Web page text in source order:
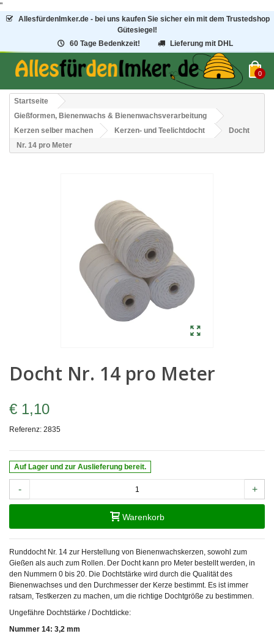
"
AllesfürdenImker.de - bei uns kaufen Sie sicher ein mit dem Trustedshop
Gütesiegel!
60 Tage Bedenkzeit!
Lieferung mit DHL
0
Startseite
Gießformen, Bienenwachs & Bienenwachsverarbeitung
Kerzen selber machen
Kerzen- und Teelichtdocht
Docht
Nr. 14 pro Meter
Docht Nr. 14 pro Meter
€ 1,10
Referenz: 2835
Auf Lager und zur Auslieferung bereit.
- +
Warenkorb
Runddocht Nr. 14 zur Herstellung von Bienenwachskerzen, sowohl zum
Gießen als auch zum Rollen. Der Docht kann pro Meter bestellt werden, in
den Nummern 0 bis 20. Die Dochtstärke wird durch die Qualität des
Bienenwachses und den Durchmesser der Kerze bestimmt. Es ist immer
ratsam, Testkerzen zu machen, um die richtige Dochtgröße zu bestimmen.
Ungefähre Dochtstärke / Dochtdicke:
Nummer 14: 3,2 mm